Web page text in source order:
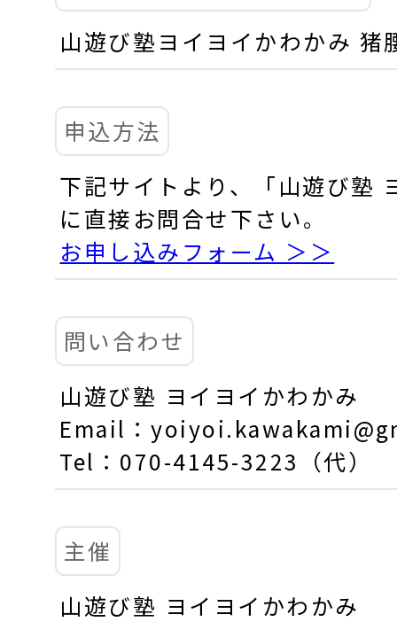
山遊び塾ヨイヨイかわかみ 猪
申込方法
下記サイトより、「山遊び塾
に直接お問合せ下さい。
お申し込みフォーム ＞＞
問い合わせ
山遊び塾 ヨイヨイかわかみ
Email：
Tel：070-4145-3223（代）
主催
山遊び塾 ヨイヨイかわかみ